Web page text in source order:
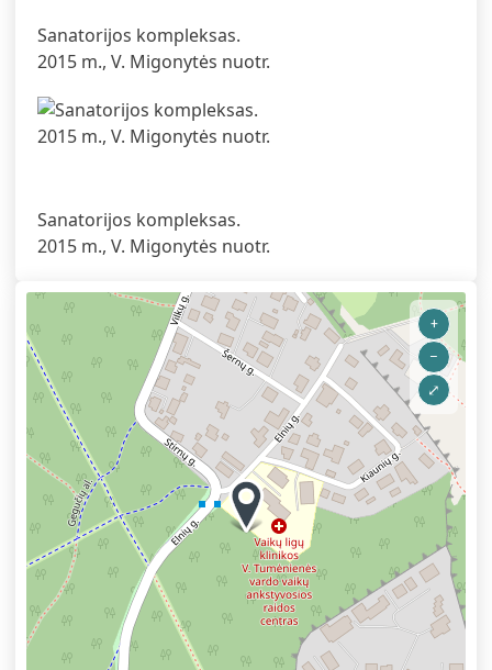
Sanatorijos kompleksas.
2015 m., V. Migonytės nuotr.
Sanatorijos kompleksas.
2015 m., V. Migonytės nuotr.
+
–
⤢